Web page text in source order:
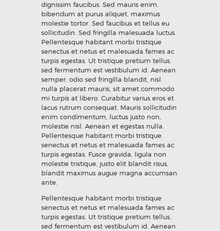
dignissim faucibus. Sed mauris enim,
bibendum at purus aliquet, maximus
molestie tortor. Sed faucibus et tellus eu
sollicitudin. Sed fringilla malesuada luctus.
Pellentesque habitant morbi tristique
senectus et netus et malesuada fames ac
turpis egestas. Ut tristique pretium tellus,
sed fermentum est vestibulum id. Aenean
semper, odio sed fringilla blandit, nisl
nulla placerat mauris, sit amet commodo
mi turpis at libero. Curabitur varius eros et
lacus rutrum consequat. Mauris sollicitudin
enim condimentum, luctus justo non,
molestie nisl. Aenean et egestas nulla.
Pellentesque habitant morbi tristique
senectus et netus et malesuada fames ac
turpis egestas. Fusce gravida, ligula non
molestie tristique, justo elit blandit risus,
blandit maximus augue magna accumsan
ante.
Pellentesque habitant morbi tristique
senectus et netus et malesuada fames ac
turpis egestas. Ut tristique pretium tellus,
sed fermentum est vestibulum id. Aenean